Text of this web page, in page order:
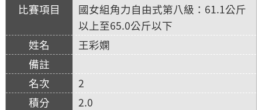
國女組角力自由式第八級：61.1公斤
以上至65.0公斤以下
王彩嫻
2
2.0